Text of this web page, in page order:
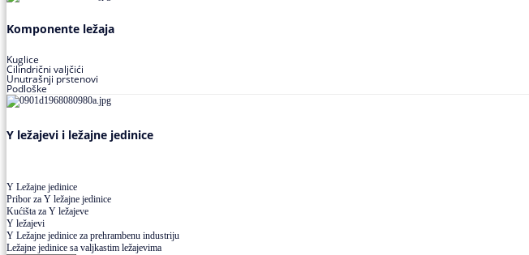
Komponente ležaja
Kuglice
Cilindrični valjčići
Unutrašnji prstenovi
Podloške
Y ležajevi i ležajne jedinice
Y Ležajne jedinice
Pribor za Y ležajne jedinice
Kućišta za Y ležajeve
Y ležajevi
Y Ležajne jedinice za prehrambenu industriju
Ležajne jedinice sa valjkastim ležajevima